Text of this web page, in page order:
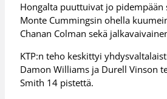
Hongalta puuttuivat jo pidempään
Monte Cummingsin ohella
Chanan Colman sekä
KTP:n teho keskittyi
Damon Williams ja Durell Vinson
Smith 14 pistettä.